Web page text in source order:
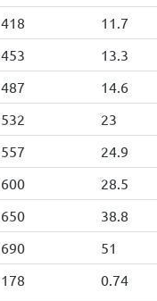
418 11.7
453 13.3
487 14.6
532 23
557 24.9
600 28.5
650 38.8
690 51
178 0.74